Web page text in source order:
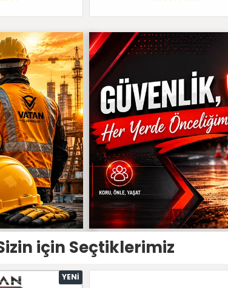
için Seçtiklerimiz
YENI